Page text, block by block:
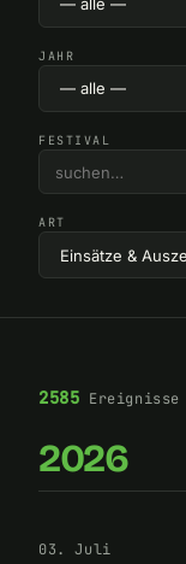
JAHR
FESTIVAL
ART
2585 Ereignisse
2026
03. Juli